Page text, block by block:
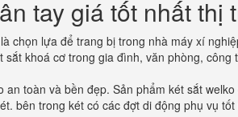
tay giá tốt nhất thị
chọn lựa để trang bị trong nhà máy xí
khoá cơ trong gia đình, văn phòng,
toàn và bền đẹp. Sản phẩm két sắt
bên trong két có các đợt di động phụ vụ